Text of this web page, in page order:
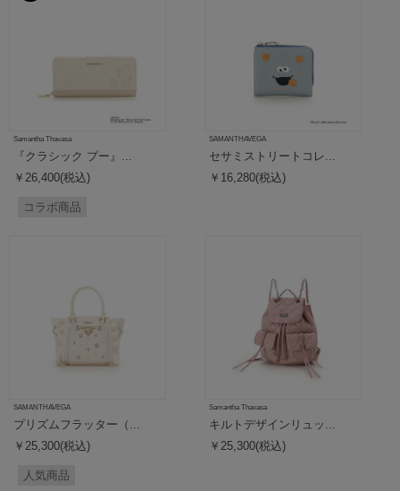
Samantha Thavasa
『クラシック プー』...
￥26,400(税込)
コラボ商品
SAMANTHAVEGA
セサミストリートコレ...
￥16,280(税込)
SAMANTHAVEGA
プリズムフラッター（...
￥25,300(税込)
人気商品
Samantha Thavasa
キルトデザインリュッ...
￥25,300(税込)